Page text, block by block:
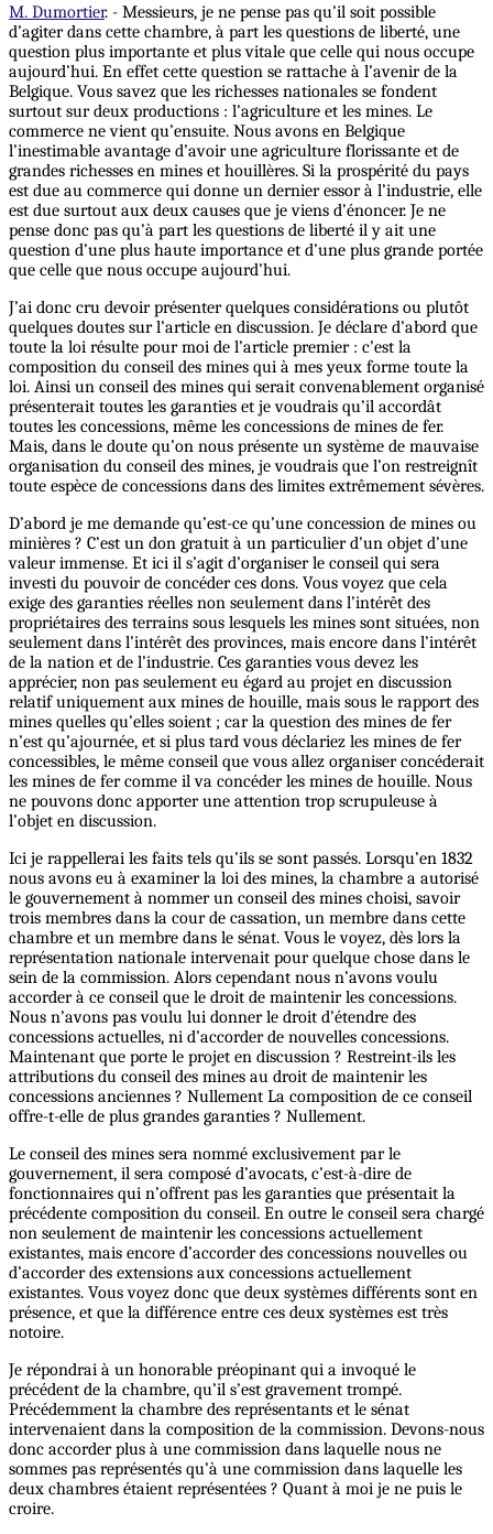
M. Dumortier. - Messieurs, je ne pense pas qu’il soit possible
d’agiter dans cette chambre, à part les questions de liberté, une
question plus importante et plus vitale que celle qui nous occupe
aujourd’hui. En effet cette question se rattache à l’avenir de la
Belgique. Vous savez que les richesses nationales se fondent
surtout sur deux productions : l’agriculture et les mines. Le
commerce ne vient qu’ensuite. Nous avons en Belgique
l’inestimable avantage d’avoir une agriculture florissante et de
grandes richesses en mines et houillères. Si la prospérité du pays
est due au commerce qui donne un dernier essor à l’industrie, elle
est due surtout aux deux causes que je viens d’énoncer. Je ne
pense donc pas qu’à part les questions de liberté il y ait une
question d’une plus haute importance et d’une plus grande portée
que celle que nous occupe aujourd’hui.
J’ai donc cru devoir présenter quelques considérations ou plutôt
quelques doutes sur l’article en discussion. Je déclare d’abord que
toute la loi résulte pour moi de l’article premier : c’est la
composition du conseil des mines qui à mes yeux forme toute la
loi. Ainsi un conseil des mines qui serait convenablement organisé
présenterait toutes les garanties et je voudrais qu’il accordât
toutes les concessions, même les concessions de mines de fer.
Mais, dans le doute qu’on nous présente un système de mauvaise
organisation du conseil des mines, je voudrais que l’on restreignît
toute espèce de concessions dans des limites extrêmement sévères.
D’abord je me demande qu’est-ce qu’une concession de mines ou
minières ? C’est un don gratuit à un particulier d’un objet d’une
valeur immense. Et ici il s’agit d’organiser le conseil qui sera
investi du pouvoir de concéder ces dons. Vous voyez que cela
exige des garanties réelles non seulement dans l’intérêt des
propriétaires des terrains sous lesquels les mines sont situées, non
seulement dans l’intérêt des provinces, mais encore dans l’intérêt
de la nation et de l’industrie. Ces garanties vous devez les
apprécier, non pas seulement eu égard au projet en discussion
relatif uniquement aux mines de houille, mais sous le rapport des
mines quelles qu’elles soient ; car la question des mines de fer
n’est qu’ajournée, et si plus tard vous déclariez les mines de fer
concessibles, le même conseil que vous allez organiser concéderait
les mines de fer comme il va concéder les mines de houille. Nous
ne pouvons donc apporter une attention trop scrupuleuse à
l’objet en discussion.
Ici je rappellerai les faits tels qu’ils se sont passés. Lorsqu’en 1832
nous avons eu à examiner la loi des mines, la chambre a autorisé
le gouvernement à nommer un conseil des mines choisi, savoir
trois membres dans la cour de cassation, un membre dans cette
chambre et un membre dans le sénat. Vous le voyez, dès lors la
représentation nationale intervenait pour quelque chose dans le
sein de la commission. Alors cependant nous n’avons voulu
accorder à ce conseil que le droit de maintenir les concessions.
Nous n’avons pas voulu lui donner le droit d’étendre des
concessions actuelles, ni d’accorder de nouvelles concessions.
Maintenant que porte le projet en discussion ? Restreint-ils les
attributions du conseil des mines au droit de maintenir les
concessions anciennes ? Nullement La composition de ce conseil
offre-t-elle de plus grandes garanties ? Nullement.
Le conseil des mines sera nommé exclusivement par le
gouvernement, il sera composé d’avocats, c’est-à-dire de
fonctionnaires qui n’offrent pas les garanties que présentait la
précédente composition du conseil. En outre le conseil sera chargé
non seulement de maintenir les concessions actuellement
existantes, mais encore d’accorder des concessions nouvelles ou
d’accorder des extensions aux concessions actuellement
existantes. Vous voyez donc que deux systèmes différents sont en
présence, et que la différence entre ces deux systèmes est très
notoire.
Je répondrai à un honorable préopinant qui a invoqué le
précédent de la chambre, qu’il s’est gravement trompé.
Précédemment la chambre des représentants et le sénat
intervenaient dans la composition de la commission. Devons-nous
donc accorder plus à une commission dans laquelle nous ne
sommes pas représentés qu’à une commission dans laquelle les
deux chambres étaient représentées ? Quant à moi je ne puis le
croire.